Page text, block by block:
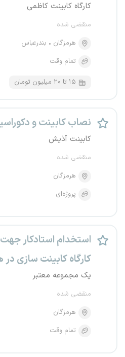
کارگاه کابینت کاظمی
منقضی شده
هرمزگان
بندرعباس
تمام وقت
۱۵ تا ۲۰ میلیون تومان
نصاب کابینت و
کابینت آذیش
منقضی شده
هرمزگان
پروژه‌ای
استخدام استادکار جهت
کارگاه کابینت سازی در
یک مجموعه معتبر
منقضی شده
هرمزگان
تمام وقت